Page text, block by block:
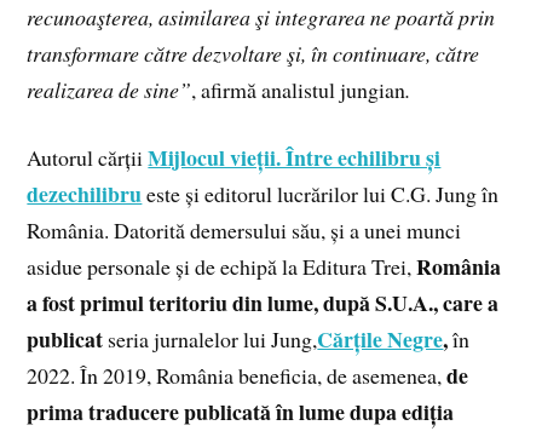
recunoaşterea, asimilarea şi integrarea ne poartă prin
transformare către dezvoltare şi, în continuare, către
realizarea de sine”, afirmă analistul jungian.
Autorul cărțiiMijlocul vieții. Între echilibru și
dezechilibrueste și editorul lucrărilor lui C.G. Jung în
România. Datorită demersului său, și a unei munci
asidue personale și de echipă la Editura Trei,România
a fost primul teritoriu din lume, după S.U.A., care a
publicat seria jurnalelor lui Jung,Cărțile Negre,în
2022. În 2019, România beneficia, de asemenea,de
prima traducere publicată în lume dupa ediția